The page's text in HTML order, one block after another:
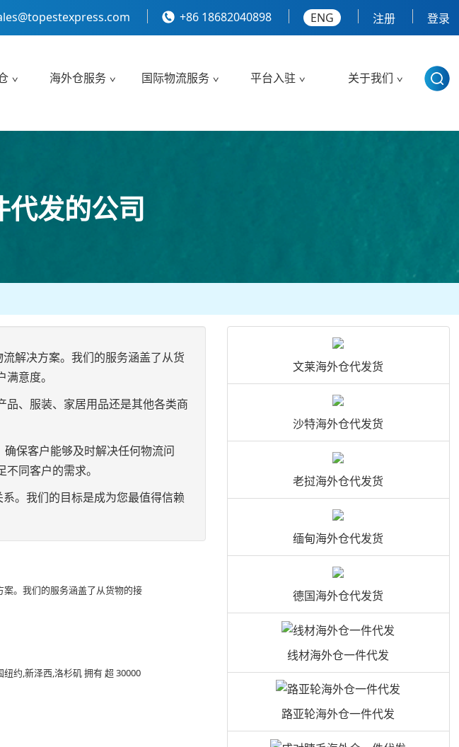
+86 18682040898 ENG 注册 登录
海外仓服务 国际物流服务 平台入驻 关于我们
代发的公司
解决方案。我们的服务涵盖了从货
意度。
、服装、家居用品还是其他各类商
保客户能够及时解决任何物流问
同客户的需求。
。我们的目标是成为您最值得信赖
。我们的服务涵盖了从货物的接
约,新泽西,洛杉矶 拥有 超 30000
文莱海外仓代发货
沙特海外仓代发货
老挝海外仓代发货
缅甸海外仓代发货
德国海外仓代发货
线材海外仓一件代发
路亚轮海外仓一件代发